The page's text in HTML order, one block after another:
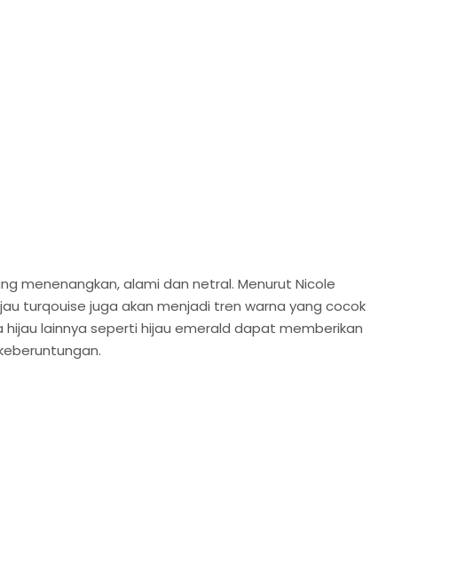
menenangkan, alami dan netral. Menurut Nicole
turqouise juga akan menjadi tren warna yang cocok
lainnya seperti hijau emerald dapat memberikan